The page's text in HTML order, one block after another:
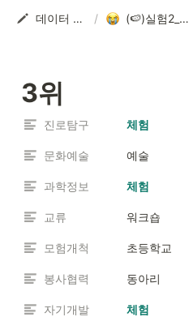
데이터 분석 실습실 / (🍉)실험2_백투더 2019
3위
진로탐구 체험
문화예술 예술
과학정보 체험
교류 워크숍
모험개척 초등학교
봉사협력 동아리
자기개발 체험